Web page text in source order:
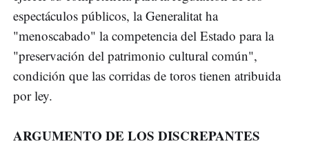
espectáculos públicos, la Generalitat ha
"menoscabado" la competencia del Estado para la
"preservación del patrimonio cultural común",
condición que las corridas de toros tienen atribuida
por ley.
ARGUMENTO DE LOS DISCREPANTES